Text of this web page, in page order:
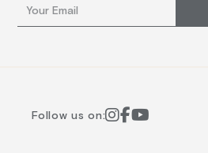
Follow us on: